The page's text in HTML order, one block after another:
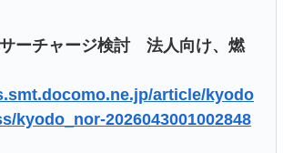
ーチャージ検討 法人向け、燃
article/kyodo
kyodo_nor-2026043001002848